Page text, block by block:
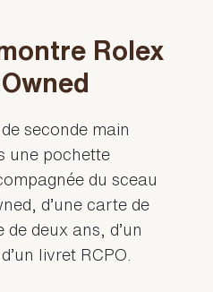
Rolex
seconde main
une pochette
du sceau
d’une carte de
deux ans, d’un
livret RCPO.